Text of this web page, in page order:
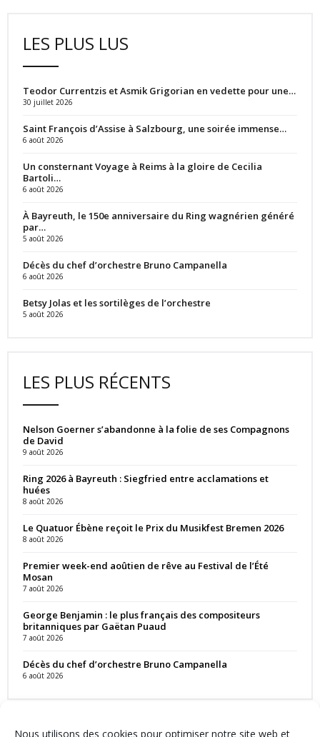
Nous utilisons des cookies pour optimiser notre site web et
LES PLUS LUS
Teodor Currentzis et Asmik Grigorian en vedette pour une…
30 juillet 2026
Saint François d’Assise à Salzbourg, une soirée immense…
6 août 2026
Un consternant Voyage à Reims à la gloire de Cecilia
Bartoli…
6 août 2026
À Bayreuth, le 150e anniversaire du Ring wagnérien généré
par…
5 août 2026
Décès du chef d’orchestre Bruno Campanella
6 août 2026
Betsy Jolas et les sortilèges de l’orchestre
5 août 2026
LES PLUS RÉCENTS
Nelson Goerner s’abandonne à la folie de ses Compagnons
de David
9 août 2026
Ring 2026 à Bayreuth : Siegfried entre acclamations et
huées
8 août 2026
Le Quatuor Ébène reçoit le Prix du Musikfest Bremen 2026
8 août 2026
Premier week-end aoûtien de rêve au Festival de l’Été
Mosan
7 août 2026
George Benjamin : le plus français des compositeurs
britanniques par Gaëtan Puaud
7 août 2026
Décès du chef d’orchestre Bruno Campanella
6 août 2026